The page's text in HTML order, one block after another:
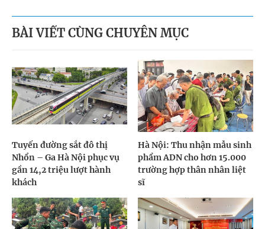
BÀI VIẾT CÙNG CHUYÊN MỤC
Tuyến đường sắt đô thị
Nhổn – Ga Hà Nội phục vụ
gần 14,2 triệu lượt hành
khách
Hà Nội: Thu nhận mẫu sinh
phẩm ADN cho hơn 15.000
trường hợp thân nhân liệt
sĩ